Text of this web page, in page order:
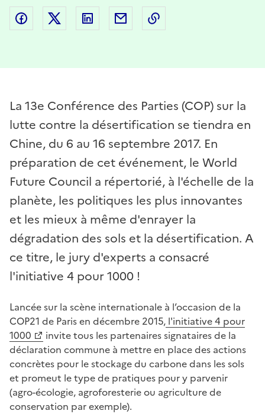
Partager sur Facebook
Partager sur Twitter
Partager sur LinkedIn
Partager par email
La 13e Conférence des Parties (COP) sur la
lutte contre la désertification se tiendra en
Chine, du 6 au 16 septembre 2017. En
préparation de cet événement, le World
Future Council a répertorié, à l'échelle de la
planète, les politiques les plus innovantes
et les mieux à même d'enrayer la
dégradation des sols et la désertification. A
ce titre, le jury d'experts a consacré
l'initiative 4 pour 1000 !
Lancée sur la scène internationale à l’occasion de la
COP21 de Paris en décembre 2015, l'initiative 4 pour
1000
invite tous les partenaires signataires de la
déclaration commune à mettre en place des actions
concrètes pour le stockage du carbone dans les sols
et promeut le type de pratiques pour y parvenir
(agro-écologie, agroforesterie ou agriculture de
conservation par exemple).